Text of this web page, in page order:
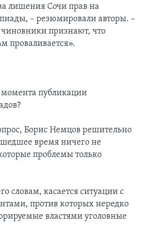
лишения Сочи прав на
– резюмировали авторы. –
признают, что
проваливается».
момента публикации
Борис Немцов решительно
время ничего не
проблемы только
словам, касается ситуации с
против которых нередко
властями уголовные